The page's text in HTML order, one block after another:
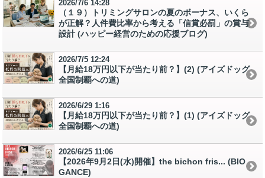
2026/7/6 14:28
（１９）トリミングサロンの夏のボーナス、いくら
が正解？人件費比率から考える「信賞必罰」の賞与
設計 (ハッピー経営のための応援ブログ)
2026/7/5 12:24
【月給18万円以下が当たり前？】(2) (アイズドッグ
全国制覇への道)
2026/6/29 1:16
【月給18万円以下が当たり前？】(1) (アイズドッグ
全国制覇への道)
2026/6/25 11:06
【2026年9月2日(水)開催】the bichon fris... (BIO
GANCE)